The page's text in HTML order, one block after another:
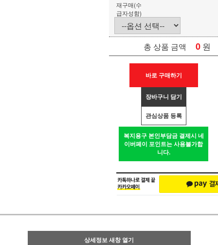
재구매(수
급자성함)
총 상품 금액 0 원
바로 구매하기
장바구니 담기
관심상품 등록
복지용구 본인부담금 결제시 네
이버페이 포인트는 사용불가합
니다.
상세정보 새창 열기